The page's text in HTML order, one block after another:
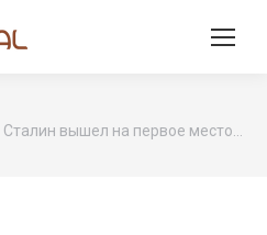
Сталин вышел на первое место…